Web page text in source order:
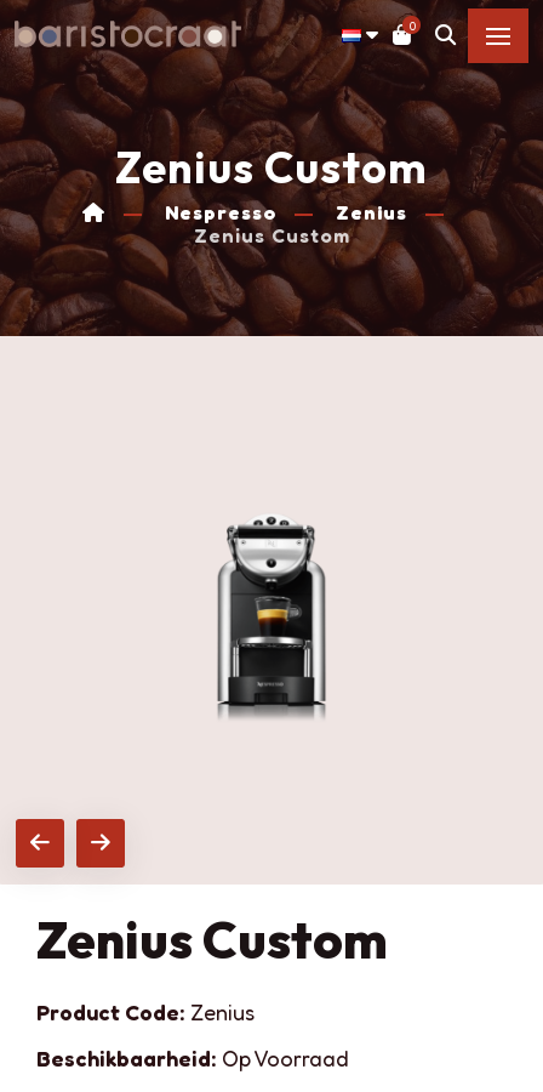
0
Zenius Custom
Nespresso
Zenius
Zenius Custom
Zenius Custom
Product Code: Zenius
Beschikbaarheid: Op Voorraad